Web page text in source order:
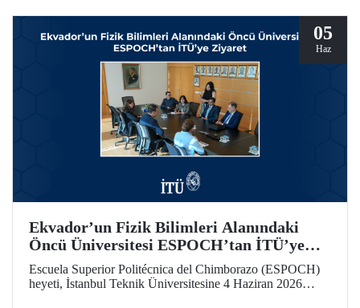
05
Haz
Ekvador’un Fizik Bilimleri Alanındaki
Öncü Üniversitesi ESPOCH’tan İTÜ’ye
Ziyaret
Escuela Superior Politécnica del Chimborazo (ESPOCH)
heyeti, İstanbul Teknik Üniversitesine 4 Haziran 2026